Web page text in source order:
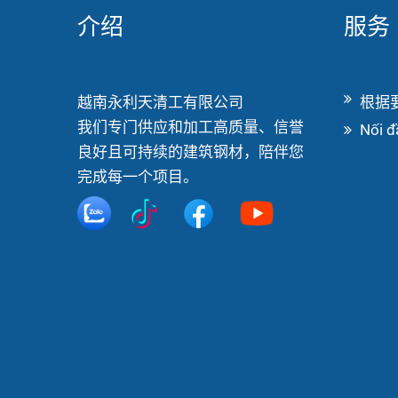
介绍
越南永利天清工有限公司
我们专门供应和加工高质量、信誉
良好且可持续的建筑钢材，陪伴您
完成每一个项目。
服务
根据
Nối